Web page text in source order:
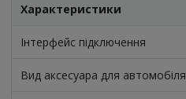
Характеристики
Інтерфейс підключення
Вид аксесуара для автомобіля